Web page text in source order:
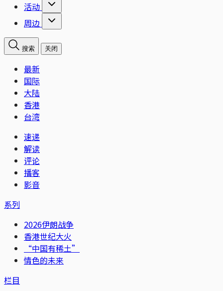
活动
周边
搜索 关闭
最新
国际
大陆
香港
台湾
速递
解读
评论
播客
影音
系列
2026伊朗战争
香港世纪大火
“中国有稀土”
情色的未来
栏目